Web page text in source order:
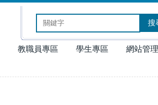
搜
教職員專區 學生專區 網站管理